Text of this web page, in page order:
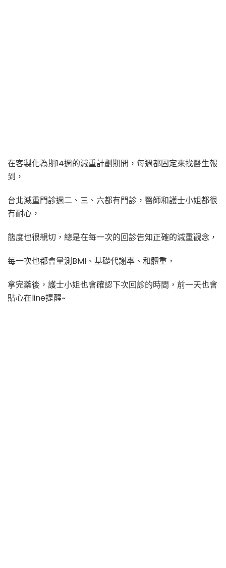
在客製化為期14週的減重計劃期間，每週都固定來找醫生報
到，
台北減重門診週二、三、六都有門診，醫師和護士小姐都很
有耐心，
態度也很親切，總是在每一次的回診告知正確的減重觀念，
每一次也都會量測BMI、基礎代謝率、和體重，
拿完藥後，護士小姐也會確認下次回診的時間，前一天也會
貼心在line提醒~